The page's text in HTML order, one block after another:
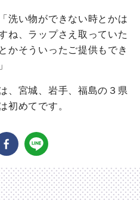
洗い物ができない時とかは
ね、ラップさえ取っていた
かそういったご提供もでき
、宮城、岩手、福島の３県
初めてです。